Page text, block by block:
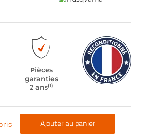
Pièces
garanties
2 ans(1)
Ajouter au panier